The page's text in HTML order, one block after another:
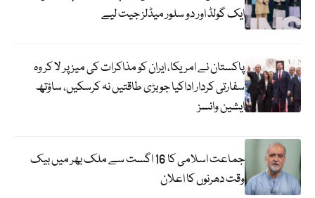
ایک گولڈ اور دو سلور میڈلز جیت لیے
پاکستان نے امریکا، ایران کو مذاکرات کی میز پر لا کر وہ
سفارتی کردار اداکیا جو بڑی طاقتیں نہ کرسکیں، ساؤتھ
ایشین وائسز
جماعت اسلامی کا 16 اگست سے ملک بھر میں بیک
وقت دھرنوں کا اعلان